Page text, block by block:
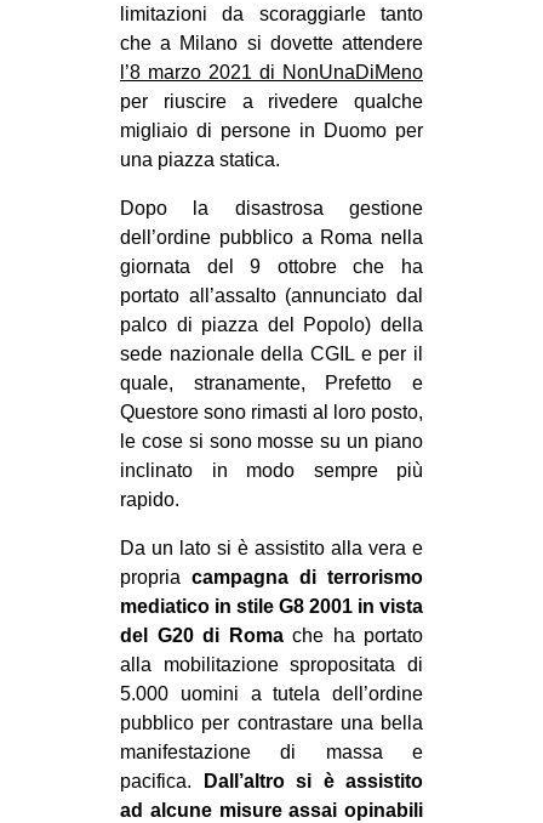
REPRESSIONE
STUDENTI
CULTURE
ARTE
CINEMA
MANIFESTI
MUSICA
RECENSIONI
AFRICA
AMERICHE
EUROPA
MEDIO ORIENTE
MONDO
EVENTI
in
Fb
limitazioni da scoraggiarle tanto
che a Milano si dovette attendere
l’8 marzo 2021 di NonUnaDiMeno
per riuscire a rivedere qualche
migliaio di persone in Duomo per
una piazza statica.
Dopo la disastrosa gestione
dell’ordine pubblico a Roma nella
giornata del 9 ottobre che ha
portato all’assalto (annunciato dal
palco di piazza del Popolo) della
sede nazionale della CGIL e per il
quale, stranamente, Prefetto e
Questore sono rimasti al loro posto,
le cose si sono mosse su un piano
inclinato in modo sempre più
rapido.
Da un lato si è assistito alla vera e
propria campagna di terrorismo
mediatico in stile G8 2001 in vista
del G20 di Romache ha portato
alla mobilitazione spropositata di
5.000 uomini a tutela dell’ordine
pubblico per contrastare una bella
manifestazione di massa e
pacifica.
Dall’altro si è assistito
ad alcune misure assai opinabili